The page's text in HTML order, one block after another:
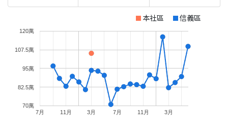
本社區 信義區
7月 11月 3月 7月 11月 3月
70萬
82.5萬
95萬
107.5萬
120萬